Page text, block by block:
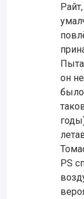
он
было
PS